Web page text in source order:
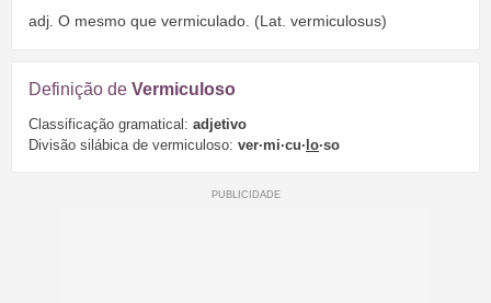
adj. O mesmo que vermiculado. (Lat. vermiculosus)
Definição de Vermiculoso
Classificação gramatical: adjetivo
Divisão silábica de vermiculoso: ver·mi·cu·lo·so